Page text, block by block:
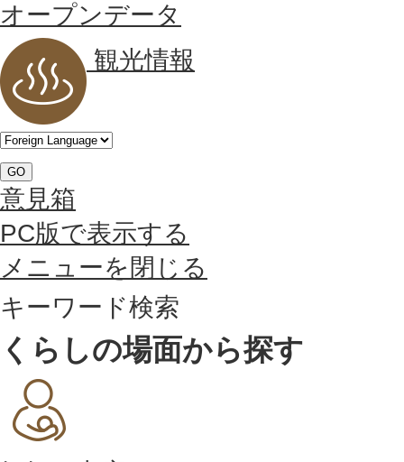
オープンデータ
観光情報
GO
意見箱
PC版で表示する
メニューを閉じる
キーワード検索
くらしの場面から探す